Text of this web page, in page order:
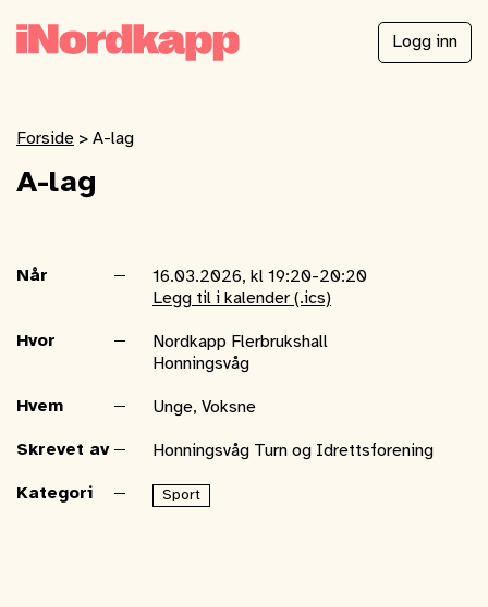
Logg inn
Forside > A-lag
A-lag
Når
16.03.2026, kl 19:20-20:20
Legg til i kalender (.ics)
Hvor
Nordkapp Flerbrukshall
Honningsvåg
Hvem Unge, Voksne
Skrevet av Honningsvåg Turn og Idrettsforening
Kategori Sport